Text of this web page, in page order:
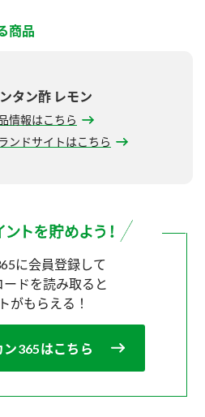
商品
タン酢 レモン
情報はこちら
ンドサイトはこちら
に会員登録して
ドを読み取ると
がもらえる！
ン365はこちら